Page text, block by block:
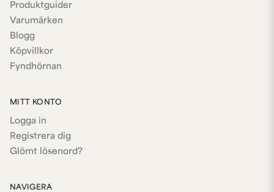
Produktguider
Varumärken
Blogg
Köpvillkor
Fyndhörnan
MITT KONTO
Logga in
Registrera dig
Glömt lösenord?
NAVIGERA